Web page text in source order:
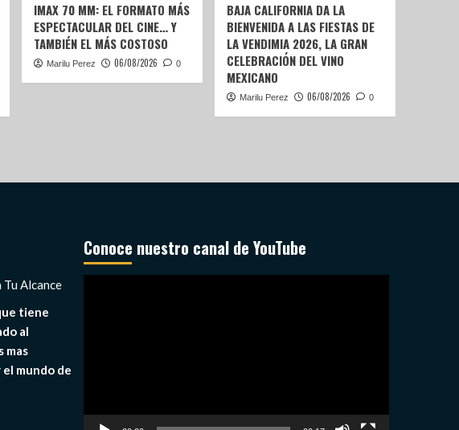
IMAX 70 MM: EL FORMATO MÁS
ESPECTACULAR DEL CINE… Y
TAMBIÉN EL MÁS COSTOSO
Marilu Perez 06/08/2026 0
BAJA CALIFORNIA DA LA
BIENVENIDA A LAS FIESTAS DE
LA VENDIMIA 2026, LA GRAN
CELEBRACIÓN DEL VINO
MEXICANO
Marilu Perez 06/08/2026 0
Alcance
tiene
al
mas
mundo de
Conoce nuestro canal de YouTube